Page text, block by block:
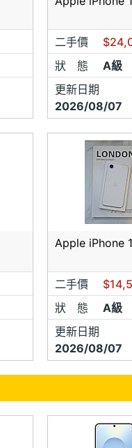
二手價
狀 態
A級
更新日期
2026/08/07
Apple iPhone
二手價
狀 態
A級
更新日期
2026/08/07